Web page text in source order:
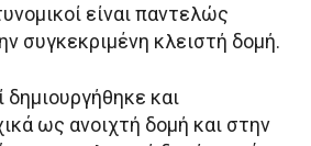
είναι παντελώς
συγκεκριμένη κλειστή δομή.
δημιουργήθηκε και
ως ανοιχτή δομή και στην